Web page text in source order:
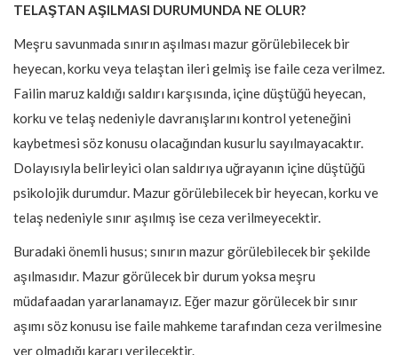
TELAŞTAN AŞILMASI DURUMUNDA NE OLUR?
Meşru savunmada sınırın aşılması mazur görülebilecek bir
heyecan, korku veya telaştan ileri gelmiş ise faile ceza verilmez.
Failin maruz kaldığı saldırı karşısında, içine düştüğü heyecan,
korku ve telaş nedeniyle davranışlarını kontrol yeteneğini
kaybetmesi söz konusu olacağından kusurlu sayılmayacaktır.
Dolayısıyla belirleyici olan saldırıya uğrayanın içine düştüğü
psikolojik durumdur. Mazur görülebilecek bir heyecan, korku ve
telaş nedeniyle sınır aşılmış ise ceza verilmeyecektir.
Buradaki önemli husus; sınırın mazur görülebilecek bir şekilde
aşılmasıdır. Mazur görülecek bir durum yoksa meşru
müdafaadan yararlanamayız. Eğer mazur görülecek bir sınır
aşımı söz konusu ise faile mahkeme tarafından ceza verilmesine
yer olmadığı kararı verilecektir.